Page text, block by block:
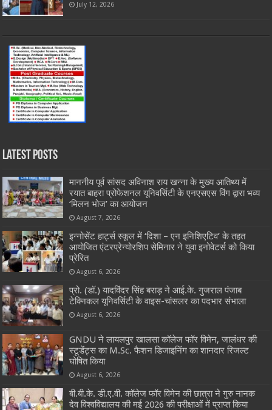
July 12, 2026
Latest Posts
माननीय पूर्व सांसद अविनाश राय खन्ना के मुख्य आतिथ्य में
रयात बाहरा प्रोफेशनल यूनिवर्सिटी के एनएसएस विंग द्वारा भव्य
‘मिलन भोज’ का आयोजन
August 7, 2026
इन्नोसेंट हार्ट्स स्कूल में ‘दिशा – एन इनिशिएटिव’ के तहत
आयोजित एंटरप्रेन्योरशिप सेमिनार ने युवा इनोवेटर्स को किया
प्रेरित
August 6, 2026
प्रो. (डॉ.) यादविंदर सिंह बराड़ ने आई.के. गुजराल पंजाब
टेक्निकल यूनिवर्सिटी के वाइस-चांसलर का पदभार संभाला
August 6, 2026
GNDU ने लायलपुर खालसा कॉलेज फॉर विमेन, जालंधर की
स्टूडेंट्स का M.Sc. फैशन डिजाइनिंग का शानदार रिजल्ट
घोषित किया
August 6, 2026
बी.बी.के. डी.ए.वी. कॉलेज फॉर विमेन की छात्रा ने गुरु नानक
देव विश्वविद्यालय की मई 2026 की परीक्षाओं में प्राप्त किया